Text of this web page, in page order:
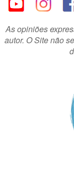
As opiniões
autor. O Site não